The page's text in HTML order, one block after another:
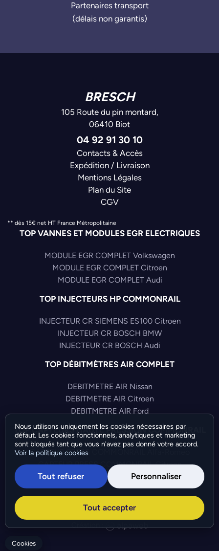
Partenaires transport
(délais non garantis)
BRESCH
105 Route du pin montard,
06410 Biot
04 92 91 30 10
Contacts & Accès
Expédition / Livraison
Mentions Légales
Plan du Site
CGV
** dès 15€ net HT France Métropolitaine
TOP VANNES ET MODULES EGR ELECTRIQUES
MODULE EGR COMPLET Volkswagen
MODULE EGR COMPLET Citroen
MODULE EGR COMPLET Audi
TOP INJECTEURS HP COMMONRAIL
INJECTEUR CR SIEMENS ES100 Citroen
INJECTEUR CR BOSCH BMW
INJECTEUR CR BOSCH Audi
TOP DÉBITMÈTRES AIR COMPLET
DEBITMETRE AIR Nissan
DEBITMETRE AIR Citroen
DEBITMETRE AIR Ford
TOP CAPTEURS HAUTE PRESSION COMMONRAIL
CAPTEUR PRESS COMMONRAIL Alfa-Romeo
CAPTEUR PRESS COMMONRAIL Citroen
CAPTEUR PRESS COMMONRAIL Toyota
©Bresch SAS - Copyright 2026 - Tous droits réservés -
Préférences de cookies-Gérer mes cookies
Cookies
Nous utilisons uniquement les cookies nécessaires par
défaut. Les cookies fonctionnels, analytiques et marketing
sont bloqués tant que vous n'avez pas donné votre accord.
Voir la politique cookies
Tout refuser Personnaliser
Tout accepter